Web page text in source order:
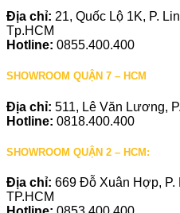
Địa chỉ: 21, Quốc Lộ 1K, P.
Tp.HCM
Hotline: 0855.400.400
SHOWROOM QUẬN 7 – HCM
Địa chỉ: 511, Lê Văn Lương,
Hotline: 0818.400.400
SHOWROOM QUẬN 2 – HCM:
Địa chỉ: 669 Đỗ Xuân Hợp, P.
TP.HCM